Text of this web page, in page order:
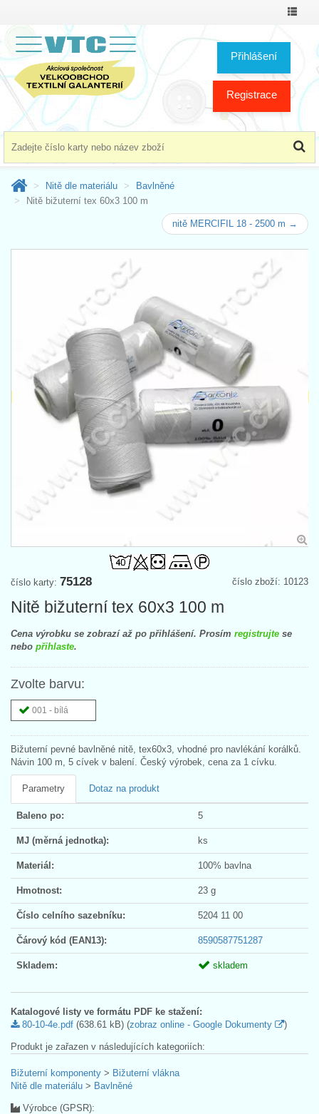
Přihlášení
Registrace
Nitě dle materiálu
Bavlněné
Nitě bižuterní tex 60x3 100 m
nitě MERCIFIL 18 - 2500 m →
číslo zboží: 10123
číslo karty: 75128
Nitě bižuterní tex 60x3 100 m
Cena výrobku se zobrazí až po přihlášení. Prosím registrujte se
nebo přihlaste.
Zvolte barvu:
001 - bílá
Bižuterní pevné bavlněné nitě, tex60x3, vhodné pro navlékání korálků.
Návin 100 m, 5 cívek v balení. Český výrobek, cena za 1 cívku.
Parametry Dotaz na produkt
Baleno po: 5
MJ (měrná jednotka): ks
Materiál: 100% bavlna
Hmotnost: 23 g
Číslo celního sazebníku: 5204 11 00
Čárový kód (EAN13): 8590587751287
Skladem: skladem
Katalogové listy ve formátu PDF ke stažení:
80-10-4e.pdf (638.61 kB) (zobraz online - Google Dokumenty )
Produkt je zařazen v následujících kategoriích:
Bižuterní komponenty > Bižuterní vlákna
Nitě dle materiálu > Bavlněné
Výrobce (GPSR):